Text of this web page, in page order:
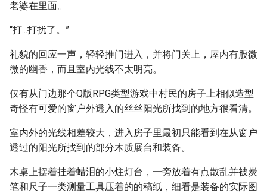
老婆在里面。
“打...打扰了。”
礼貌的回应一声，轻轻推门进入，并将门关上，屋内有股微
微的幽香，而且室内光线不太明亮。
仅有从门边那个Q版RPG类型游戏中村民的房子上相似造型
奇怪有可爱的窗户外透入的丝丝阳光所找到的地方很看清。
室内外的光线相差较大，进入房子里最初只能看到在从窗户
透过的阳光所找到的部分木质展台和装备。
木桌上摆着挂着蜡泪的小炷灯台，一旁放着有点散乱并被炭
笔和尺子一类测量工具压着的的稿纸，细看是装备的实际图